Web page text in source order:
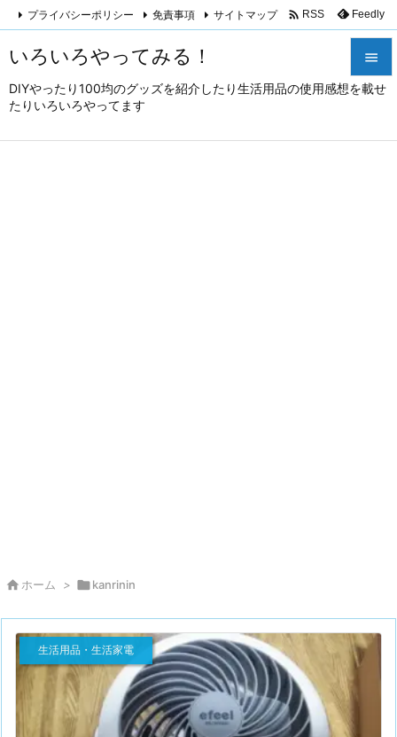
いろいろやってみる！
DIYやったり100均のグッズを紹介したり生活用品の使用感想を載せ
たりいろいろやってます



プライバシーポリシー 免責事項 サイトマップ  RSS Feedly
 ホーム > kanrinin
生活用品・生活家電